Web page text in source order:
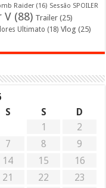
Raider (16) Sessão SPOILER
V (88) Trailer (25)
Ultimato (18) Vlog (25)
S S
D
1
2
7 8
9
14 15
16
21 22
23